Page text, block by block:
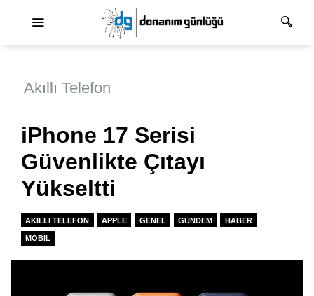
Akıllı Telefon
iPhone 17 Serisi
Güvenlikte Çıtayı
Yükseltti
AKILLI TELEFON APPLE GENEL GUNDEM HABER
MOBIL